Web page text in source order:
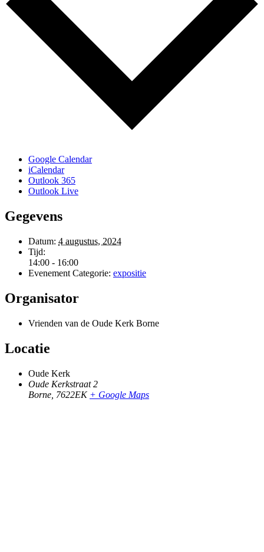
Google Calendar
iCalendar
Outlook 365
Outlook Live
Gegevens
Datum: 4 augustus, 2024
Tijd:
14:00 - 16:00
Evenement Categorie: expositie
Organisator
Vrienden van de Oude Kerk Borne
Locatie
Oude Kerk
Oude Kerkstraat 2
Borne 7622EK + Google Maps